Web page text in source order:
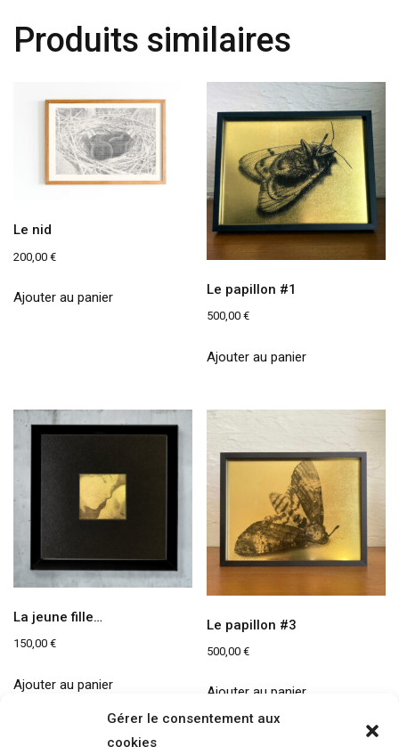
Gérer le consentement aux
cookies
Produits similaires
Le nid
200,00 €
Ajouter au panier
Le papillon #1
500,00€
Ajouter au panier
La jeune fille…
150,00 €
Ajouter au panier
Le papillon #3
500,00€
Ajouter au panier